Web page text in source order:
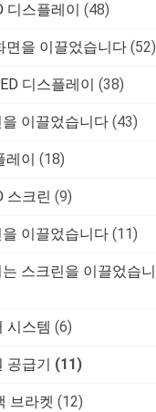
디스플레이 (48)
면을 이끌었습니다 (52)
디스플레이 (38)
이끌었습니다 (43)
이 (18)
스크린 (9)
이끌었습니다 (11)
스크린을 이끌었습니
시스템 (6)
공급기 (11)
브라켓 (12)